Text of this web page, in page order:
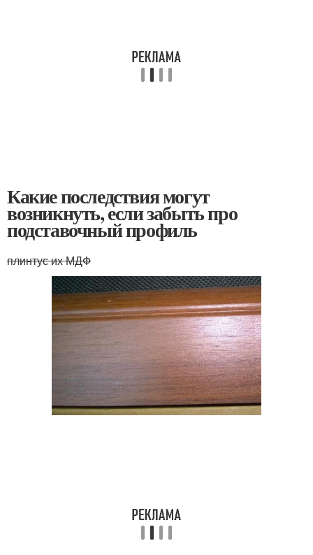
Какие последствия могут
возникнуть, если забыть про
подставочный профиль
плинтус их МДФ